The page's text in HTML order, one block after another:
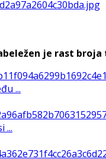
je rast
...
...